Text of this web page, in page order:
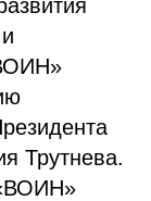
Трутнева.